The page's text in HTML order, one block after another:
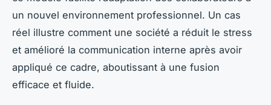
un nouvel environnement professionnel. Un cas
réel illustre comment une société a réduit le stress
et amélioré la communication interne après avoir
appliqué ce cadre, aboutissant à une fusion
efficace et fluide.